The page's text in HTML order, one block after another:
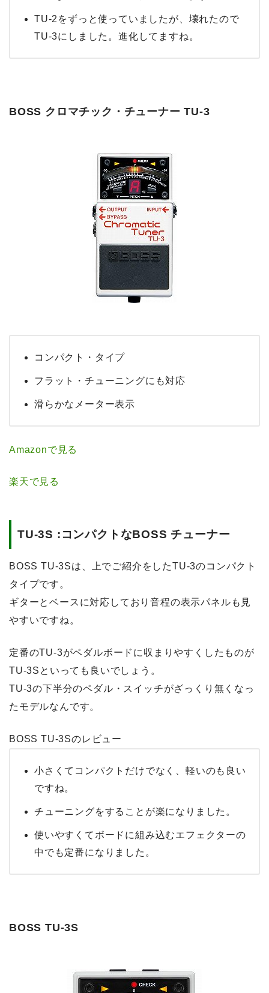
TU-2をずっと使っていましたが、壊れたので
TU-3にしました。進化してますね。
BOSS クロマチック・チューナー TU-3
コンパクト・タイプ
フラット・チューニングにも対応
滑らかなメーター表示
Amazonで見る
楽天で見る
TU-3S :コンパクトなBOSS チューナー
BOSS TU-3Sは、上でご紹介をしたTU-3のコンパクト
タイプです。
ギターとベースに対応しており音程の表示パネルも見
やすいですね。
定番のTU-3がペダルボードに収まりやすくしたものが
TU-3Sといっても良いでしょう。
TU-3の下半分のペダル・スイッチがざっくり無くなっ
たモデルなんです。
BOSS TU-3Sのレビュー
小さくてコンパクトだけでなく、軽いのも良い
ですね。
チューニングをすることが楽になりました。
使いやすくてボードに組み込むエフェクターの
中でも定番になりました。
BOSS TU-3S